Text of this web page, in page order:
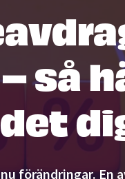
så
förändringar. En